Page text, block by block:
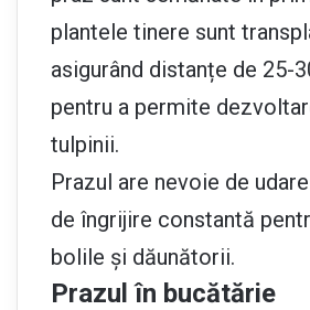
plantele tinere sunt
asigurând distanțe de 25-
pentru a permite
tulpinii.
Prazul are nevoie de
de îngrijire constantă
bolile și dăunătorii.
Prazul în bucătărie